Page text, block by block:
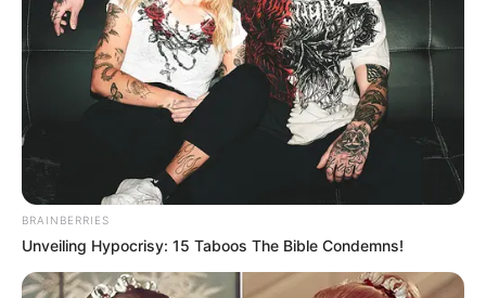
BRAINBERRIES
Unveiling Hypocrisy: 15 Taboos The Bible Condemns!